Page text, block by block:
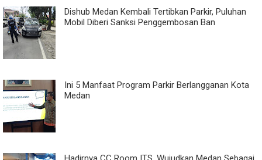
Dishub Medan Kembali Tertibkan Parkir, Puluhan
Mobil Diberi Sanksi Penggembosan Ban
Ini 5 Manfaat Program Parkir Berlangganan Kota
Medan